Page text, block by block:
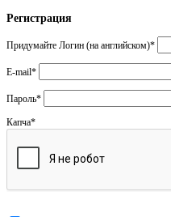
Регистрация
Придумайте Логин (на английском)*
E-mail*
Пароль*
Капча*